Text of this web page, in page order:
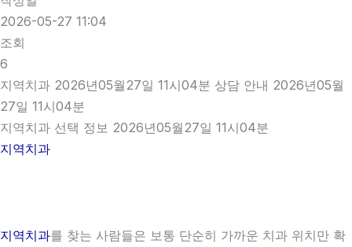
2026-05-27 11:04
조회
6
지역치과 2026년05월27일 11시04분 상담 안내 2026년05월
27일 11시04분
지역치과 선택 정보 2026년05월27일 11시04분
지역치과
지역치과를 찾는 사람들은 보통 단순히 가까운 치과 위치만 확